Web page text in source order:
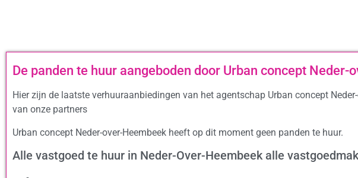
De panden te huur aangeboden door Urban concept Neder-
Hier zijn de laatste verhuuraanbiedingen van het agentschap Urban concept
van onze partners
Urban concept Neder-over-Heembeek heeft op dit moment geen panden te huur.
Alle vastgoed te huur in Neder-Over-Heembeek alle